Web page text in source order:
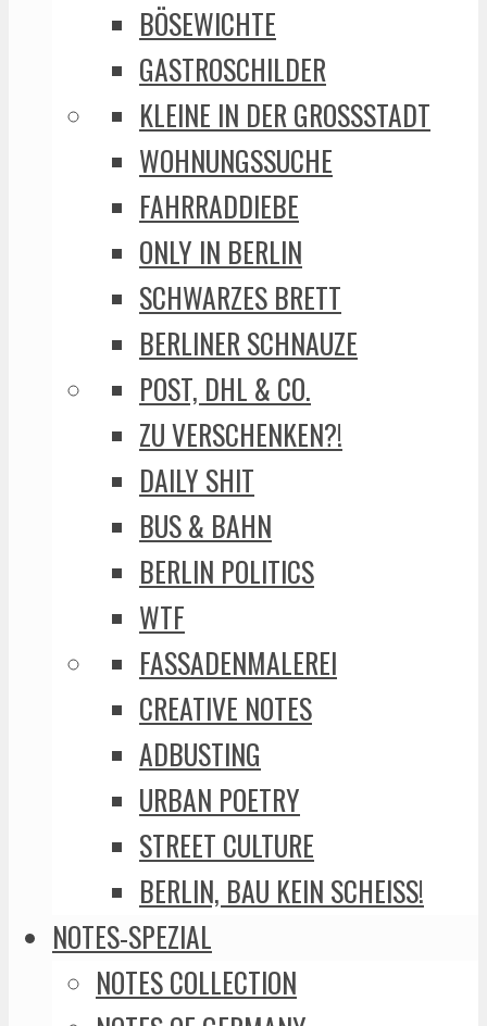
BÖSEWICHTE
GASTROSCHILDER
KLEINE IN DER GROSSSTADT
WOHNUNGSSUCHE
FAHRRADDIEBE
ONLY IN BERLIN
SCHWARZES BRETT
BERLINER SCHNAUZE
POST, DHL & CO.
ZU VERSCHENKEN?!
DAILY SHIT
BUS & BAHN
BERLIN POLITICS
WTF
FASSADENMALEREI
CREATIVE NOTES
ADBUSTING
URBAN POETRY
STREET CULTURE
BERLIN, BAU KEIN SCHEISS!
NOTES-SPEZIAL
NOTES COLLECTION